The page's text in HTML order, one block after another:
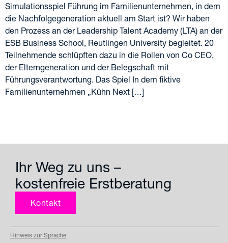
Simulationsspiel Führung im Familienunternehmen, in dem
die Nachfolgegeneration aktuell am Start ist? Wir haben
den Prozess an der Leadership Talent Academy (LTA) an der
ESB Business School, Reutlingen University begleitet. 20
Teilnehmende schlüpften dazu in die Rollen von Co CEO,
der Elterngeneration und der Belegschaft mit
Führungsverantwortung. Das Spiel In dem fiktive
Familienunternehmen „Kühn Next […]
Ihr Weg zu uns –
kostenfreie Erstberatung
Kontakt
Hinweis zur Sprache